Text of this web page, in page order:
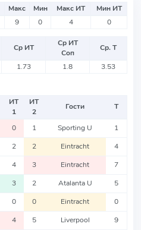
Макс Мин Макс ИТ
Мин ИТ
9 0 4 0
Ср ИТ
Ср ИТ
Соп
Ср. Т
1.73 1.8 3.53
ИТ
1
ИТ
2
Гости Т
0 1 Sporting U 1
2 2 Eintracht 4
4 3 Eintracht 7
3 2 Atalanta U 5
0 0 Eintracht 0
4 5 Liverpool 9